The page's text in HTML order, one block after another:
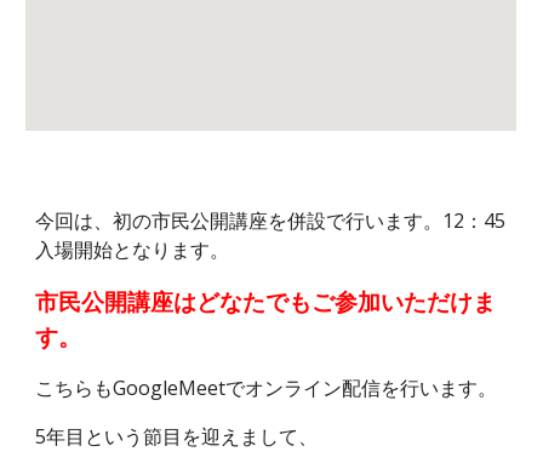
今回は、初の市民公開講座を併設で行います。12：45
入場開始となります。
市民公開講座はどなたでもご参加いただけま
す。
こちらもGoogleMeetでオンライン配信を行います。
5年目という節目を迎えまして、